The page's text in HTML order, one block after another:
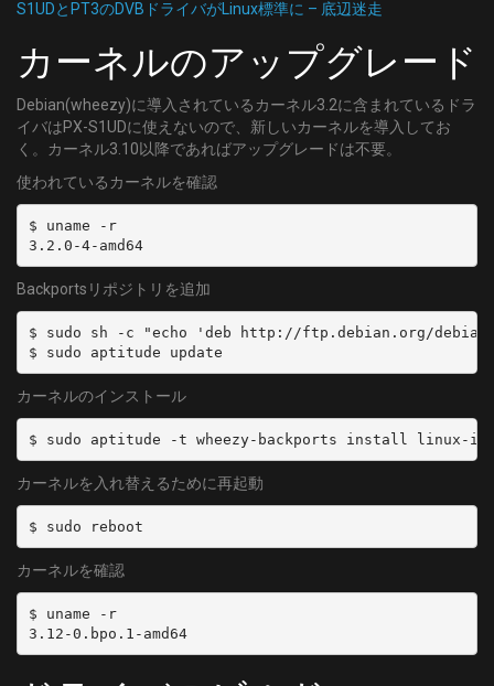
S1UDとPT3のDVBドライバがLinux標準に – 底辺迷走
カーネルのアップグレード
Debian(wheezy)に導入されているカーネル3.2に含まれているドラ
イバはPX-S1UDに使えないので、新しいカーネルを導入してお
く。カーネル3.10以降であればアップグレードは不要。
使われているカーネルを確認
$ uname -r
3.2.0-4-amd64
Backportsリポジトリを追加
$ sudo sh -c "echo 'deb http://ftp.debian.org/
$ sudo aptitude update
カーネルのインストール
$ sudo aptitude -t wheezy-backports install linux-
カーネルを入れ替えるために再起動
$ sudo reboot
カーネルを確認
$ uname -r
3.12-0.bpo.1-amd64